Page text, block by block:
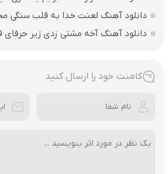
دانلود آهنگ لعنت خدا به قلب سنگی
دانلود آهنگ آخه مشتی زدی زیر حرفای
کامنت خود را ارسال کنید